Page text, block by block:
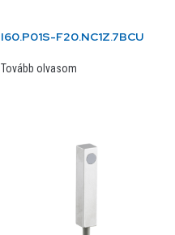
I60.P01S-F20.NC1Z.7BCU
Tovább olvasom